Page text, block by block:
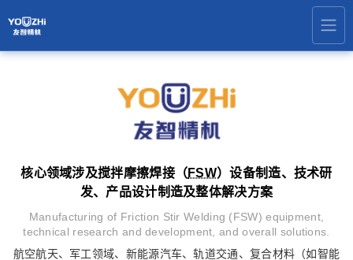
核心领域涉及搅拌摩擦焊接（ FSW）设备制造、技术研
发、产品设计制造及整体解决方案
Manufacturing of Friction Stir Welding (FSW) equipment,
technical research and development, and overall solutions.
航空航天、军工领域、新能源汽车、轨道交通、复合材料（如智能